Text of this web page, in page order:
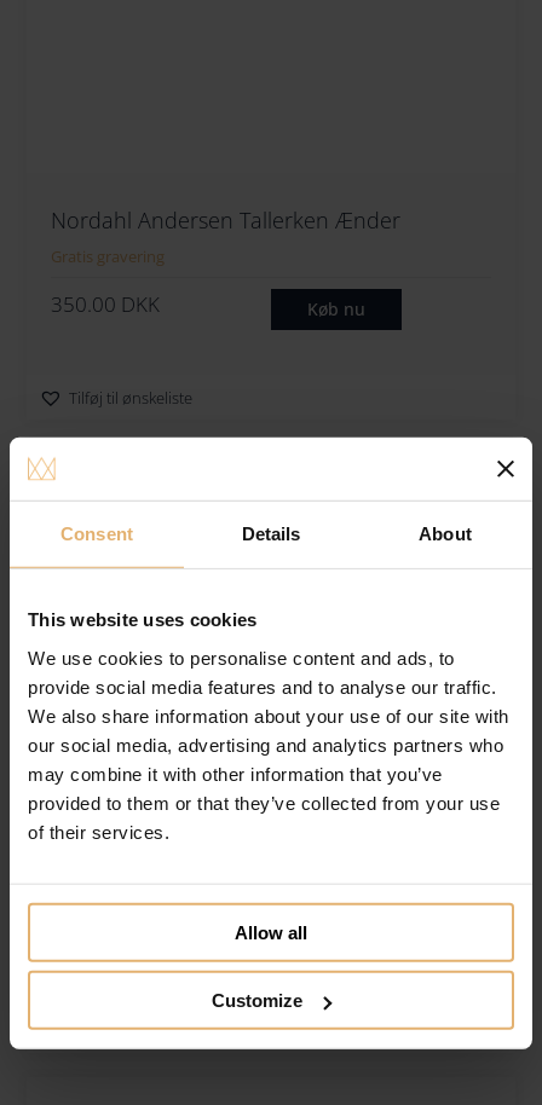
Consent Details About
This website uses cookies
We use cookies to personalise content and ads, to
provide social media features and to analyse our traffic.
We also share information about your use of our site with
our social media, advertising and analytics partners who
may combine it with other information that you’ve
provided to them or that they’ve collected from your use
of their services.
Allow all
Customize
Nordahl Andersen Tallerken Ænder
Gratis gravering
350.00 DKK Køb nu
Tilføj til ønskeliste
KOMMENDE
Tilføj til ønskeliste